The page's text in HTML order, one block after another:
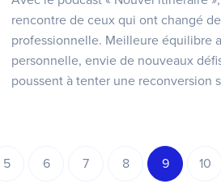
rencontre de ceux qui ont changé
professionnelle. Meilleure équilibre
personnelle, envie de nouveaux
poussent à tenter une reconversion
Page
5 Page
6 Page
7 Page
8
Page
9 10